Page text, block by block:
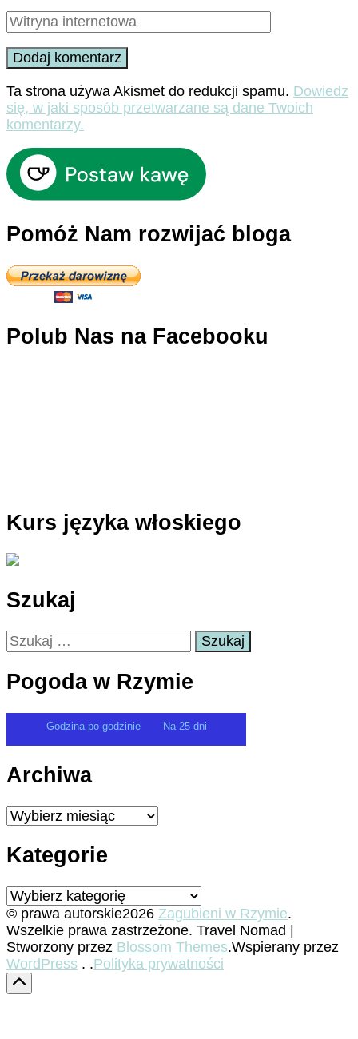
Ta strona używa Akismet do redukcji spamu. Dowiedz
się, w jaki sposób przetwarzane są dane Twoich
komentarzy.
Pomóż Nam rozwijać bloga
Polub Nas na Facebooku
Kurs języka włoskiego
Szukaj
Szukaj:
Pogoda w Rzymie
Godzina po godzinie Na 25 dni
Archiwa
Archiwa
Kategorie
Kategorie
© prawa autorskie2026 Zagubieni w Rzymie.
Wszelkie prawa zastrzeżone. Travel Nomad |
Stworzony przez Blossom Themes.Wspierany przez
WordPress . .Polityka prywatności